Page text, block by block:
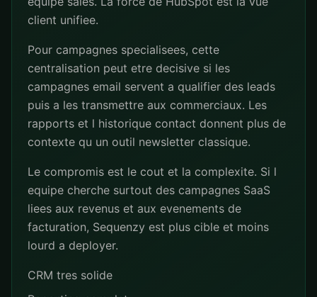
client unifiee.
Pour campagnes specialisees, cette
centralisation peut etre decisive si les
campagnes email servent a qualifier des leads
puis a les transmettre aux commerciaux. Les
rapports et l historique contact donnent plus de
contexte qu un outil newsletter classique.
Le compromis est le cout et la complexite. Si l
equipe cherche surtout des campagnes SaaS
liees aux revenus et aux evenements de
facturation, Sequenzy est plus cible et moins
lourd a deployer.
CRM tres solide